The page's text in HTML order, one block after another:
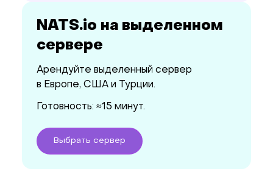
NATS.io на выделенном
сервере
Арендуйте выделенный сервер
в Европе, США и Турции.
Готовность: ≈15 минут.
Выбрать сервер